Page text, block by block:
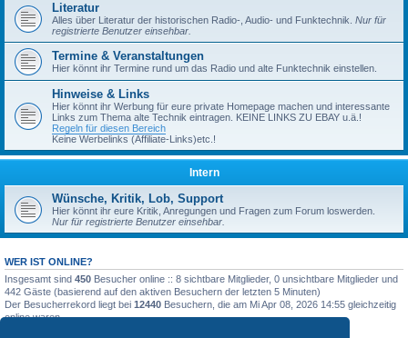
Literatur
Alles über Literatur der historischen Radio-, Audio- und Funktechnik. Nur für
registrierte Benutzer einsehbar.
Termine & Veranstaltungen
Hier könnt ihr Termine rund um das Radio und alte Funktechnik einstellen.
Hinweise & Links
Hier könnt ihr Werbung für eure private Homepage machen und interessante
Links zum Thema alte Technik eintragen. KEINE LINKS ZU EBAY u.ä.!
Regeln für diesen Bereich
Keine Werbelinks (Affiliate-Links)etc.!
Intern
Wünsche, Kritik, Lob, Support
Hier könnt ihr eure Kritik, Anregungen und Fragen zum Forum loswerden.
Nur für registrierte Benutzer einsehbar.
WER IST ONLINE?
Insgesamt sind 450 Besucher online :: 8 sichtbare Mitglieder, 0 unsichtbare Mitglieder und
442 Gäste (basierend auf den aktiven Besuchern der letzten 5 Minuten)
Der Besucherrekord liegt bei 12440 Besuchern, die am Mi Apr 08, 2026 14:55 gleichzeitig
online waren.